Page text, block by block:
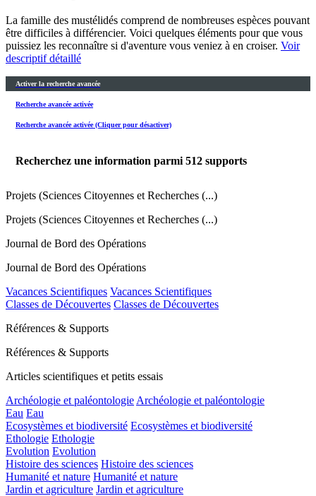
La famille des mustélidés comprend de nombreuses espèces pouvant
être difficiles à différencier. Voici quelques éléments pour que vous
puissiez les reconnaître si d'aventure vous veniez à en croiser. Voir
descriptif détaillé
Activer la recherche avancée
Recherche avancée activée
Recherche avancée activée (Cliquer pour désactiver)
Recherchez une information parmi 512 supports
Projets (Sciences Citoyennes et Recherches (...)
Projets (Sciences Citoyennes et Recherches (...)
Journal de Bord des Opérations
Journal de Bord des Opérations
Vacances Scientifiques Vacances Scientifiques
Classes de Découvertes Classes de Découvertes
Références & Supports
Références & Supports
Articles scientifiques et petits essais
Archéologie et paléontologie Archéologie et paléontologie
Eau Eau
Ecosystèmes et biodiversité Ecosystèmes et biodiversité
Ethologie Ethologie
Evolution Evolution
Histoire des sciences Histoire des sciences
Humanité et nature Humanité et nature
Jardin et agriculture Jardin et agriculture